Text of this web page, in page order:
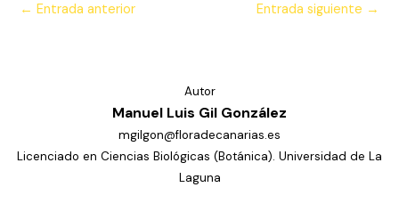
← Entrada anterior Entrada siguiente →
Autor
Manuel Luis Gil González
mgilgon@floradecanarias.es
Licenciado en Ciencias Biológicas (Botánica). Universidad de La
Laguna